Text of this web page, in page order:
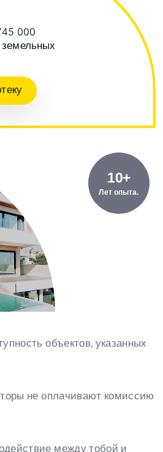
000
земельных
10+
Лет опыта.
объектов, указанных
не оплачивают комиссию
между тобой и